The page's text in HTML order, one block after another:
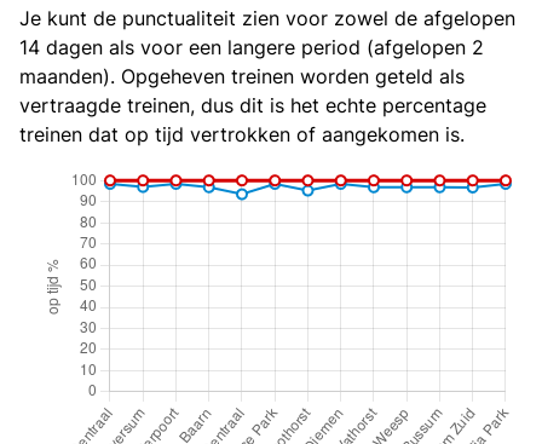
Je kunt de punctualiteit zien voor zowel de afgelopen
14 dagen als voor een langere period (afgelopen 2
maanden). Opgeheven treinen worden geteld als
vertraagde treinen, dus dit is het echte percentage
treinen dat op tijd vertrokken of aangekomen is.